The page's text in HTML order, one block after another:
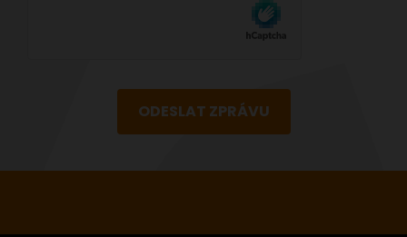
ODESLAT ZPRÁVU